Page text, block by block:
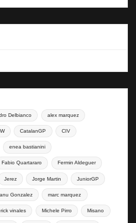
Delbianco alex marquez
CatalanGP CIV
enea bastianini
Fabio Quartararo Fermin Aldeguer
Jerez Jorge Martin JuniorGP
Gonzalez marc marquez
vinales Michele Pirro Misano